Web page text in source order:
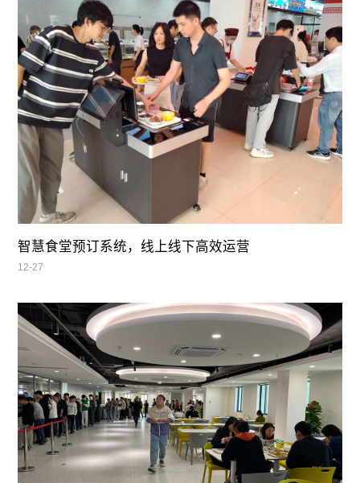
智慧食堂预订系统，线上线下高效运营
12-27